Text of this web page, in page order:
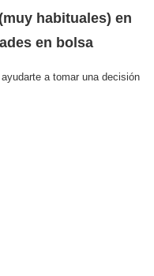
habituales) en
en bolsa
a tomar una decisión